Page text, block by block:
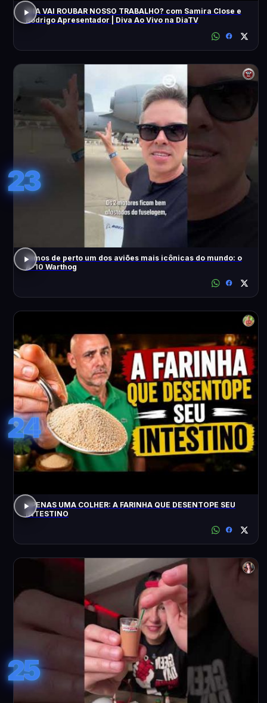
A IA VAI ROUBAR NOSSO TRABALHO? com Samira Close e
Rodrigo Apresentador | Diva Ao Vivo na DiaTV
23
Vimos de perto um dos aviões mais icônicas do mundo: o
A-10 Warthog
24
APENAS UMA COLHER: A FARINHA QUE DESENTOPE SEU
INTESTINO
25